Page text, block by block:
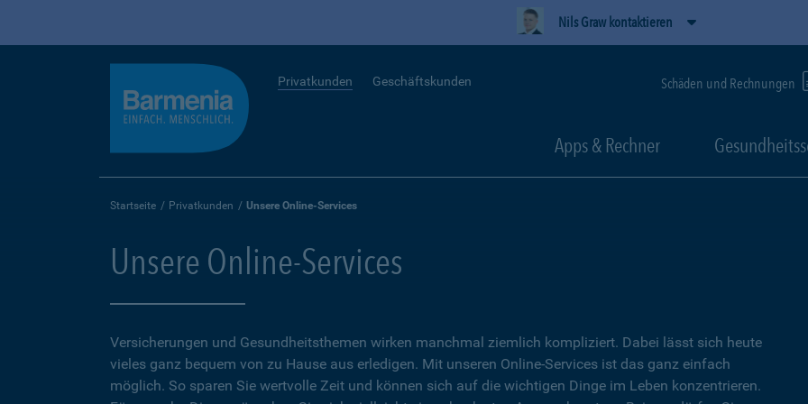
Nils Graw kontaktieren
Privatkunden Geschäftskunden Schäden und Rechnungen
Apps & Rechner
Startseite Privatkunden Unsere Online-Services
Unsere Online-Services
Versicherungen und Gesundheitsthemen wirken manchmal ziemlich kompliziert. Dabei lässt sich heute
vieles ganz bequem von zu Hause aus erledigen. Mit unseren Online-Services ist das ganz einfach
möglich. So sparen Sie wertvolle Zeit und können sich auf die wichtigen Dinge im Leben konzentrieren.